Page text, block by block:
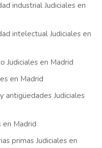
industrial Judiciales en
intelectual Judiciales en
Judiciales en Madrid
en Madrid
antigüedades Judiciales
en Madrid
primas Judiciales en